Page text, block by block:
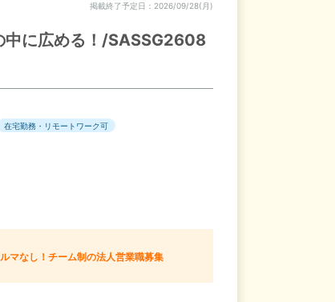
掲載終了予定日
2026/09/28(月)
中に広める！/SASSG2608
在宅勤務・リモートワーク可
マなし！チーム制の法人営業職募集